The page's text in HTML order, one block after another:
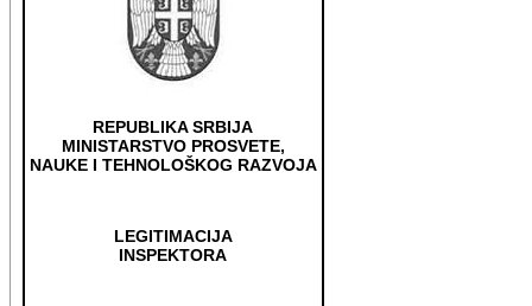
REPUBLIKA SRBIJA
MINISTARSTVO PROSVETE,
NAUKE I TEHNOLOŠKOG RAZVOJA
LEGITIMACIJA
INSPEKTORA